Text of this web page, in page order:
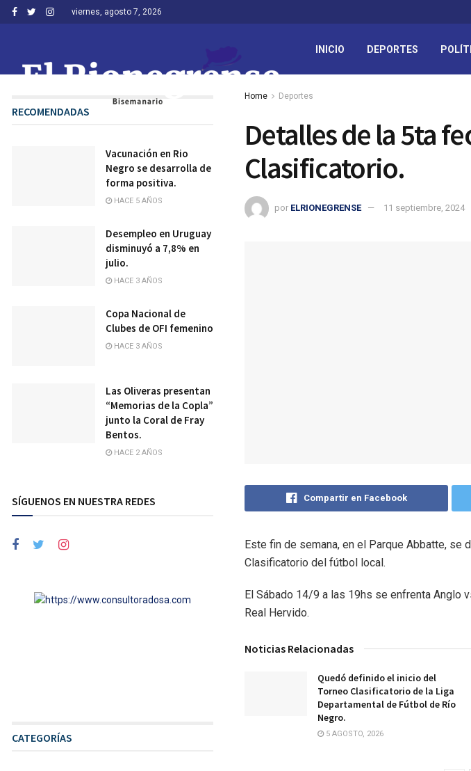
viernes, agosto 7, 2026
INICIO DEPORTES
Home Deportes
Detalles de la 5ta
Clasificatorio.
por ELRIONEGRENSE 11 septiembre, 2024
Compartir en Facebook
Este fin de semana, en el Parque Abbatte, se
Clasificatorio del fútbol local.
El Sábado 14/9 a las 19hs se enfrenta Anglo
Real Hervido.
Noticias Relacionadas
Quedó definido el inicio del
Torneo Clasificatorio de la Liga
Departamental de Fútbol de Río
Negro.
5 AGOSTO, 2026
RECOMENDADAS
Vacunación en Rio
Negro se desarrolla de
forma positiva.
HACE 5 AÑOS
Desempleo en Uruguay
disminuyó a 7,8% en
julio.
HACE 3 AÑOS
Copa Nacional de
Clubes de OFI femenino
HACE 3 AÑOS
Las Oliveras presentan
“Memorias de la Copla”
junto la Coral de Fray
Bentos.
HACE 2 AÑOS
SÍGUENOS EN NUESTRA REDES
CATEGORÍAS